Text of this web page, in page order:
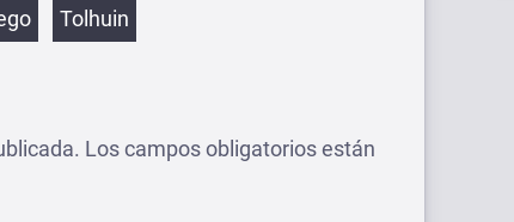
Tolhuin
Los campos obligatorios están